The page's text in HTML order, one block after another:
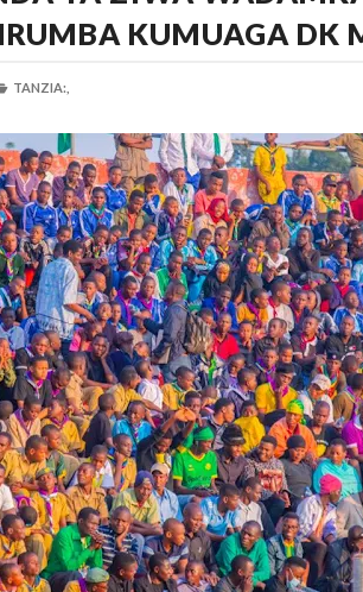
-Aug 06 2026
Yangu Yalikuwa Kwenye Giza Nikiwa Sijui
APOKELEWA MAKAO MAKUU YA CCM
-Aug 06 2026
Na Madeni Yalitishia Kuangamiza Heshima
06 2026
Mtoto Kwa Zaidi Ya Miaka Saba Bila
06 2026
CHANDE ARIDHISHWA NA HUDUMA
-Aug 06 2026
USHINDANI WA HAKI KUCHOCHEA
KUMUAGA DK
TANZIA:,